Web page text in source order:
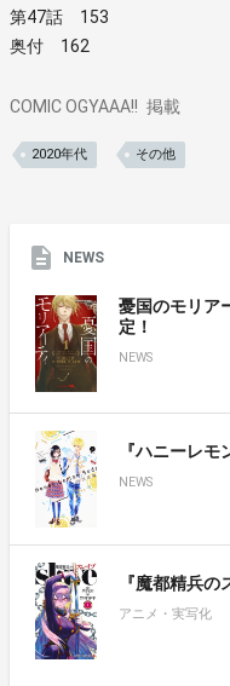
第47話 153
奥付 162
COMIC OGYAAA!! 掲載
2020年代 その他
NEWS
憂国のモリア
定！
NEWS
『ハニーレ
NEWS
『魔都精兵
アニメ・実写化